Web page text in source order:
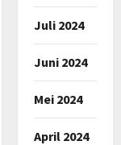
Juli 2024
Juni 2024
Mei 2024
April 2024